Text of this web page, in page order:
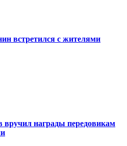
встретился с жителями
награды передовикам